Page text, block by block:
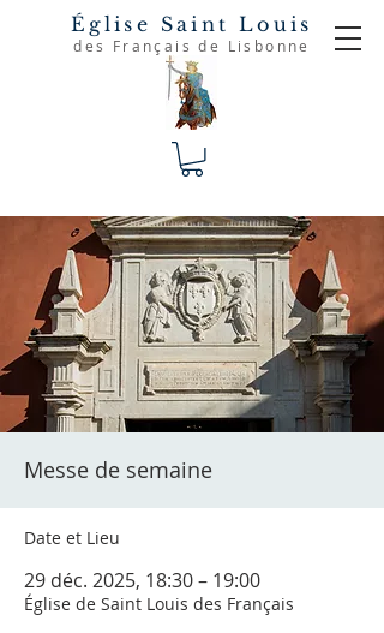
Église Saint Louis
des Français de Lisbonne
Messe de semaine
Date et Lieu
29 déc. 2025, 18:30 – 19:00
Église de Saint Louis des Français